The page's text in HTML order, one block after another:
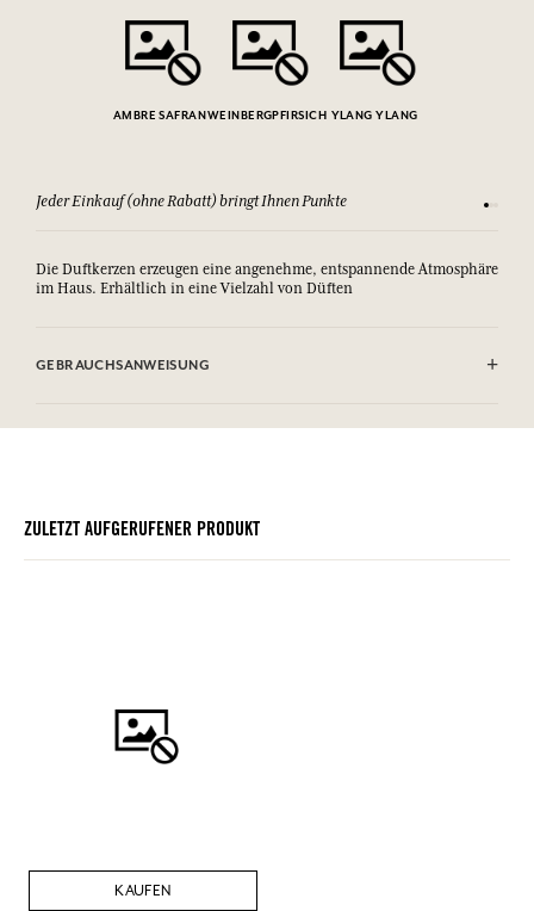
AMBRE SAFRANWEINBERGPFIRSICH YLANG YLANG
Jeder Einkauf (ohne Rabatt) bringt Ihnen Punkte Sehen
Die Duftkerzen erzeugen eine angenehme, entspannende Atmosphäre
im Haus. Erhältlich in eine Vielzahl von Düften
GEBRAUCHSANWEISUNG
ZULETZT AUFGERUFENER PRODUKT
KAUFEN